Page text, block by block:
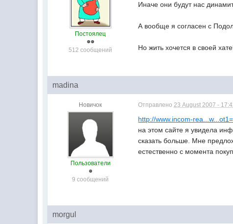
Постоялец
512 сообщений
Иначе они будут нас
А вообще я согласен с
Но жить хочется в своей
madina
Новичок
Пользователи
9 сообщений
Отправлено23 August 2007 -
http://www.incom-
на этом сайте я увидела
сказать больше. Мне
естественно с момента
morgul